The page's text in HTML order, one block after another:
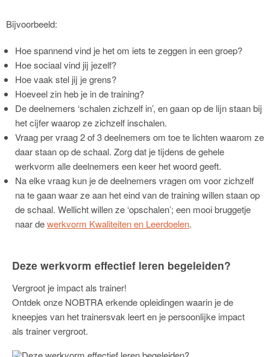
Bijvoorbeeld:
Hoe spannend vind je het om iets te zeggen in een groep?
Hoe sociaal vind jij jezelf?
Hoe vaak stel jij je grens?
Hoeveel zin heb je in de training?
De deelnemers ‘schalen zichzelf in’, en gaan op de lijn staan bij
het cijfer waarop ze zichzelf inschalen.
Vraag per vraag 2 of 3 deelnemers om toe te lichten waarom ze
daar staan op de schaal. Zorg dat je tijdens de gehele
werkvorm alle deelnemers een keer het woord geeft.
Na elke vraag kun je de deelnemers vragen om voor zichzelf
na te gaan waar ze aan het eind van de training willen staan op
de schaal. Wellicht willen ze ‘opschalen’; een mooi bruggetje
naar dewerkvorm Kwaliteiten en Leerdoelen.
Deze werkvorm effectief leren begeleiden?
Vergroot je impact als trainer!
Ontdek onze NOBTRA erkende opleidingen waarin je de
kneepjes van het trainersvak leert en je persoonlijke impact
als trainer vergroot.